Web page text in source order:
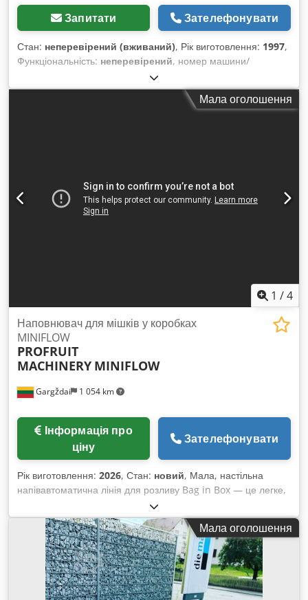
Запитати Зателефонувати
Стан: неперевірений (вживаний), Рік виготовлення: 1997,
Функціональність: неперевірений, номер машини/
35/1997
теплообмінник Виробник: APV Модель / Рік: 35 / 1997
Продуктивність: 8000 кг/год Codpoquuxusfx Agqoha
Мала оголошення
1 /4
Gargždai 1 054 km
Наповнювач для мішків у коробках
MINIFLOW
PROFRUIT
MACHINERY MINIFLOW
ціну
Зателефонувати
Рік виготовлення: 2026, Стан: новий, Мала, настільна
напівавтоматична лінія для розливу Bag in Box — це легке,
економічне та мобільне рішення для фасування рідин у
пакети типу Bag in Box або Stand Up Pouch. Просто вставте
пакет або дойпак у розливну машину та потягніть важіль —
пакет буде автоматично наповнений. Поверніть важіль у
початкове положення, закрийте пакет, і процес розливу
завершено. Chjdsh S H A Ijpfx Agqja - Продуктивність:
приблизно 250 шт. пакетів об’ємом 3 л (залежить від
Мала оголошення